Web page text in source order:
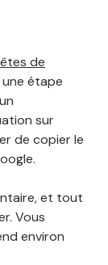
de
étape
sur
de copier le
et tout
Vous
environ